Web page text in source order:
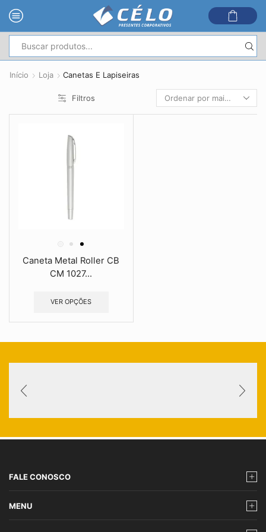
de
pesquisa
Início Loja Canetas E Lapiseiras
Filtros
Caneta Metal Roller CB
CM 1027...
VER OPÇÕES
FALE CONOSCO
MENU